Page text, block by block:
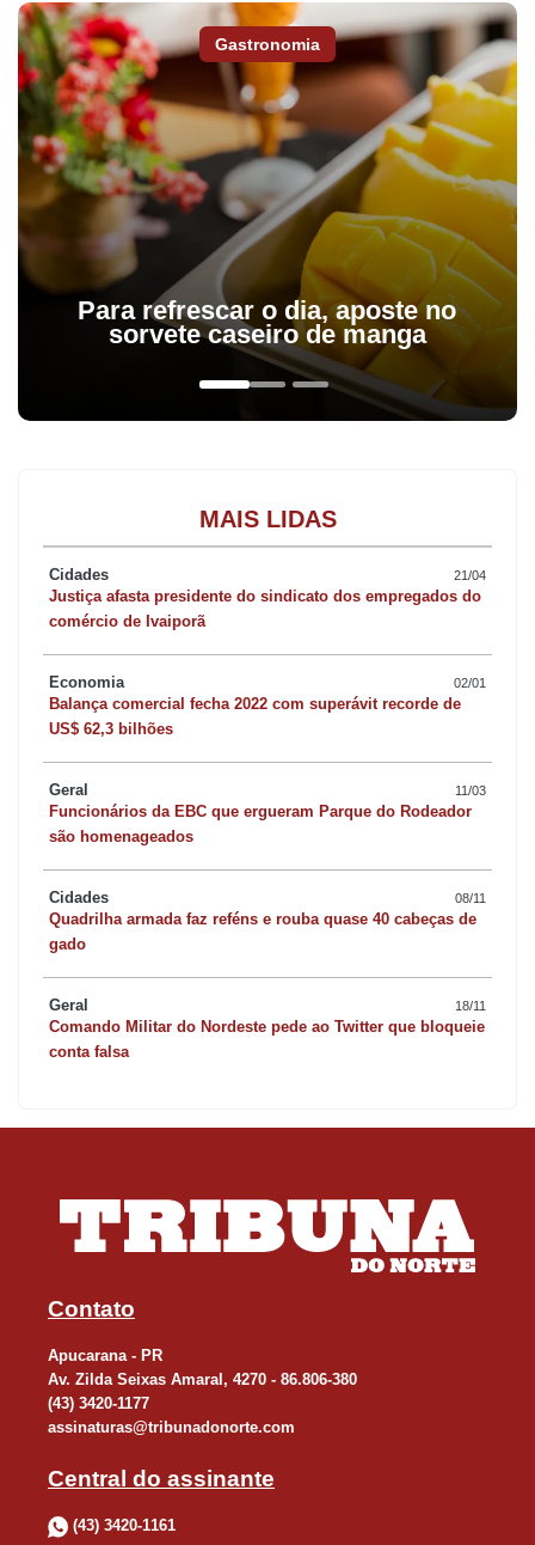
Gastronomia
Para refrescar o dia, aposte no
sorvete caseiro de manga
MAIS LIDAS
Cidades 21/04
Justiça afasta presidente do sindicato dos empregados do
comércio de Ivaiporã
Economia 02/01
Balança comercial fecha 2022 com superávit recorde de
US$ 62,3 bilhões
Geral 11/03
Funcionários da EBC que ergueram Parque do Rodeador
são homenageados
Cidades 08/11
Quadrilha armada faz reféns e rouba quase 40 cabeças de
gado
Geral 18/11
Comando Militar do Nordeste pede ao Twitter que bloqueie
conta falsa
Contato
Apucarana - PR
Av. Zilda Seixas Amaral, 4270 - 86.806-380
(43) 3420-1177
assinaturas@tribunadonorte.com
Central do assinante
(43) 3420-1161